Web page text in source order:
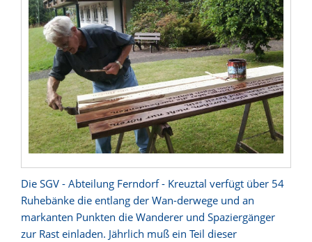
Die SGV - Abteilung Ferndorf - Kreuztal verfügt über 54
Ruhebänke die entlang der Wan-derwege und an
markanten Punkten die Wanderer und Spaziergänger
zur Rast einladen. Jährlich muß ein Teil dieser